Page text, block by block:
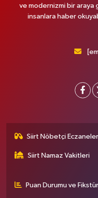
ve modernizmi bir araya
insanlara haber
Siirt Nöbetçi Eczaneler
Siirt Namaz Vakitleri
Puan Durumu ve Fikstür